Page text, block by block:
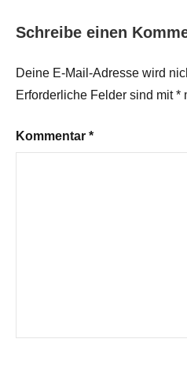
Schreibe einen
Deine E-Mail-Adresse wird
Erforderliche Felder sind mit*
Kommentar *